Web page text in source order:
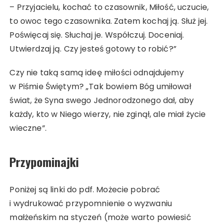
– Przyjacielu, kochać to czasownik, Miłość, uczucie,
to owoc tego czasownika. Zatem kochaj ją. Służ jej.
Poświęcaj się. Słuchaj je. Współczuj. Doceniaj.
Utwierdzaj ją. Czy jesteś gotowy to robić?”
Czy nie taką samą ideę miłości odnajdujemy
w Piśmie Świętym? „Tak bowiem Bóg umiłował
świat, że Syna swego Jednorodzonego dał, aby
każdy, kto w Niego wierzy, nie zginął, ale miał życie
wieczne”.
Przypominajki
Poniżej są linki do pdf. Możecie pobrać
i wydrukować przypomnienie o wyzwaniu
małżeńskim na styczeń (może warto powiesić